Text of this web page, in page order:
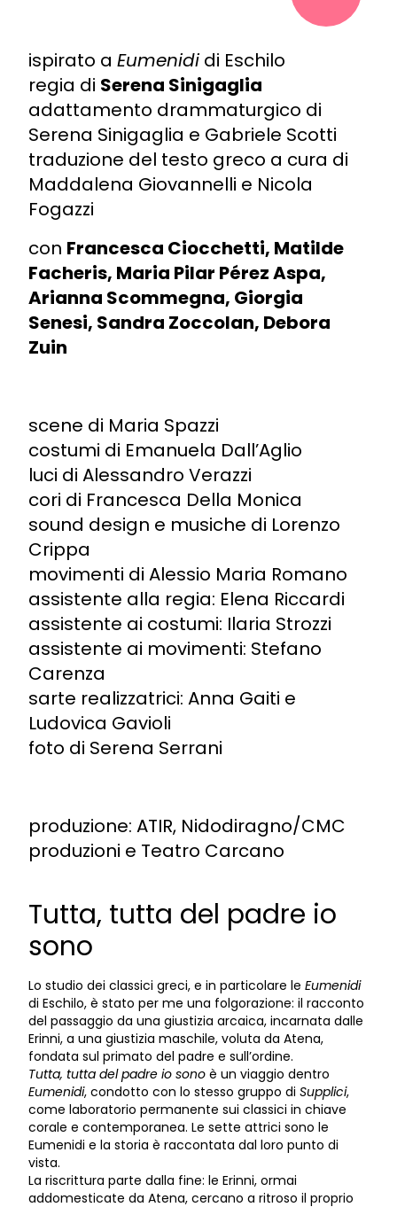
ispirato a Eumenidi di Eschilo
regia di Serena Sinigaglia
adattamento drammaturgico di
Serena Sinigaglia e Gabriele Scotti
traduzione del testo greco a cura di
Maddalena Giovannelli e Nicola
Fogazzi
con Francesca Ciocchetti, Matilde
Facheris, Maria Pilar Pérez Aspa,
Arianna Scommegna, Giorgia
Senesi, Sandra Zoccolan, Debora
Zuin
scene di Maria Spazzi
costumi di Emanuela Dall’Aglio
luci di Alessandro Verazzi
cori di Francesca Della Monica
sound design e musiche di Lorenzo
Crippa
movimenti di Alessio Maria Romano
assistente alla regia: Elena Riccardi
assistente ai costumi: Ilaria Strozzi
assistente ai movimenti: Stefano
Carenza
sarte realizzatrici: Anna Gaiti e
Ludovica Gavioli
foto di Serena Serrani
produzione: ATIR, Nidodiragno/CMC
produzioni e Teatro Carcano
Tutta, tutta del padre io
sono
Lo studio dei classici greci, e in particolare le Eumenidi
di Eschilo, è stato per me una folgorazione: il racconto
del passaggio da una giustizia arcaica, incarnata dalle
Erinni, a una giustizia maschile, voluta da Atena,
fondata sul primato del padre e sull’ordine.
Tutta, tutta del padre io sono è un viaggio dentro
Eumenidi, condotto con lo stesso gruppo di Supplici,
come laboratorio permanente sui classici in chiave
corale e contemporanea. Le sette attrici sono le
Eumenidi e la storia è raccontata dal loro punto di
vista.
La riscrittura parte dalla fine: le Erinni, ormai
addomesticate da Atena, cercano a ritroso il proprio